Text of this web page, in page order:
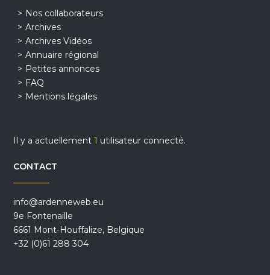
Nos collaborateurs
Archives
Archives Vidéos
Annuaire régional
Petites annonces
FAQ
Mentions légales
Il y a actuellement1 utilisateur connecté.
CONTACT
info@ardenneweb.eu
9e Fontenaille
6661 Mont-Houffalize, Belgique
+32 (0)61 288 304